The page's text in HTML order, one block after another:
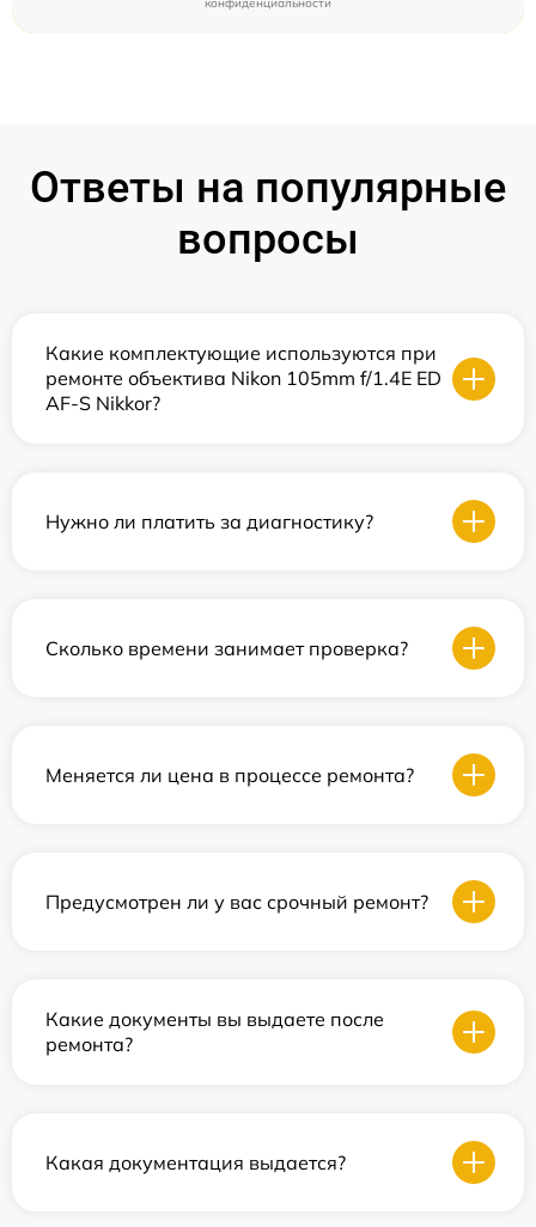
Ответы на популярные
вопросы
Какие комплектующие используются при
ремонте объектива Nikon 105mm f/1.4E ED
AF-S Nikkor?
Нужно ли платить за диагностику?
Сколько времени занимает проверка?
Меняется ли цена в процессе ремонта?
Предусмотрен ли у вас срочный ремонт?
Какие документы вы выдаете после
ремонта?
Какая документация выдается?